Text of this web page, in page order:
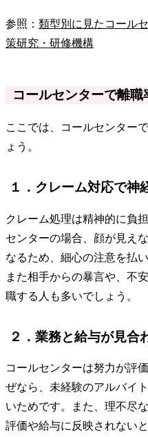
参照： 類型別に見たコール
策研究・研修機構
コールセンターで離職
ここでは、コールセンター
ょう。
１．クレーム対応で神
クレーム処理は精神的に負
センターの場合、顔が見え
なるため、細心の注意を払
また相手からの暴言や、不
職する人も多いでしょう。
２．業務と給与が見合
コールセンターは努力が評
ぜなら、未経験のアルバイ
いためです。また、理不尽
評価や給与に反映されない